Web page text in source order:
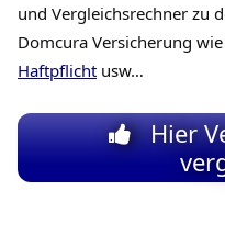
und Vergleichsrechner zu
Domcura Versicherung wie
Haftpflicht usw…
Hier